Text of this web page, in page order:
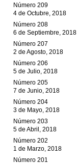
Número 209
4 de Octubre, 2018
Número 208
6 de Septiembre, 2018
Número 207
2 de Agosto, 2018
Número 206
5 de Julio, 2018
Número 205
7 de Junio, 2018
Número 204
3 de Mayo, 2018
Número 203
5 de Abril, 2018
Número 202
1 de Marzo, 2018
Número 201